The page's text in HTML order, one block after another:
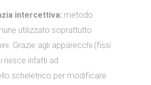
intercettiva: metodo
utilizzato soprattutto
Grazie agli apparecchi (fissi
riesce infatti ad
scheletrico per modificare